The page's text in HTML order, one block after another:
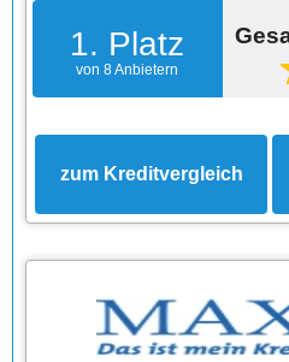
1. Platz
von 8 Anbietern
zum Kreditvergleich